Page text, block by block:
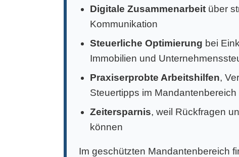
Digitale Zusammenarbeit über
Kommunikation
Steuerliche Optimierung bei
Immobilien und
Praxiserprobte Arbeitshilfen,
Steuertipps im Mandantenbereich
Zeitersparnis, weil Rückfragen
können
Im geschützten Mandantenbereich